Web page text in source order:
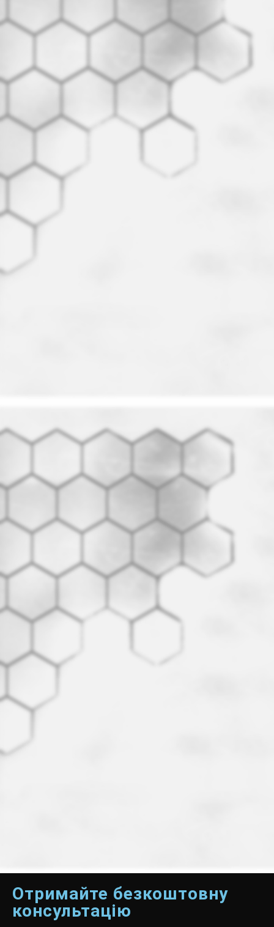
Отримайте безкоштовну
консультацію